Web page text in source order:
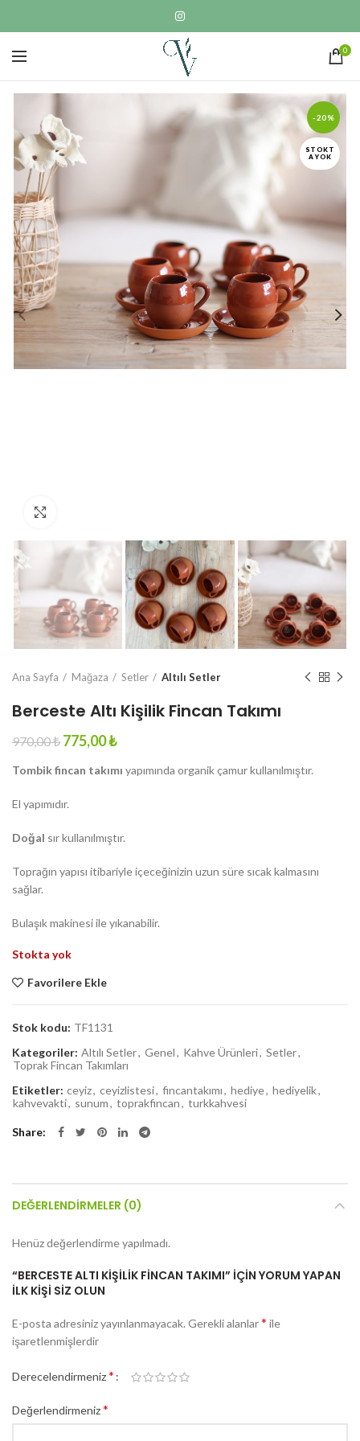
0
-20%
STOKT
A YOK
Ana Sayfa Mağaza Setler Altılı Setler
Berceste Altı Kişilik Fincan Takımı
970,00₺ Original
was:
775,00₺Current
is:
Tombik fincan takımı yapımında organik çamur kullanılmıştır.
El yapımıdır.
Doğal sır kullanılmıştır.
Toprağın yapısı itibariyle içeceğinizin uzun süre sıcak kalmasını
sağlar.
Bulaşık makinesi ile yıkanabilir.
Stokta yok
Favorilere Ekle
Stok kodu: TF1131
Kategoriler: Altılı Setler, Genel, Kahve Ürünleri, Setler,
Toprak Fincan Takımları
Etiketler: ceyiz, ceyizlistesi, fincantakımı, hediye, hediyelik,
kahvevakti, sunum, toprakfincan, turkkahvesi
Share
DEĞERLENDIRMELER (0)
Henüz değerlendirme yapılmadı.
“BERCESTE ALTI KIŞILIK FINCAN TAKIMI” IÇIN YORUM YAPAN
ILK KIŞI SIZ OLUN
E-posta adresiniz yayınlanmayacak. Gerekli alanlar* ile
işaretlenmişlerdir
Derecelendirmeniz*
Değerlendirmeniz*